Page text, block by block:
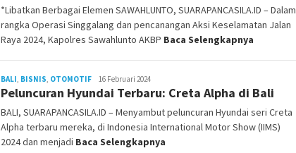
*Libatkan Berbagai Elemen SAWAHLUNTO, SUARAPANCASILA.ID – Dalam
rangka Operasi Singgalang dan pencanangan Aksi Keselamatan Jalan
Raya 2024, Kapolres Sawahlunto AKBP Baca Selengkapnya
BALI, BISNIS, OTOMOTIF Redaksi
16 Februari 2024
Peluncuran Hyundai Terbaru: Creta Alpha di Bali
BALI, SUARAPANCASILA.ID – Menyambut peluncuran Hyundai seri Creta
Alpha terbaru mereka, di Indonesia International Motor Show (IIMS)
2024 dan menjadi Baca Selengkapnya